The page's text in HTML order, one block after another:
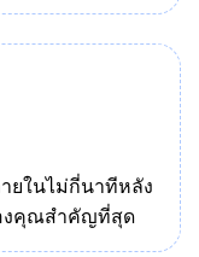
ยในไม่กี่นาทีหลัง
องคุณสำคัญที่สุด